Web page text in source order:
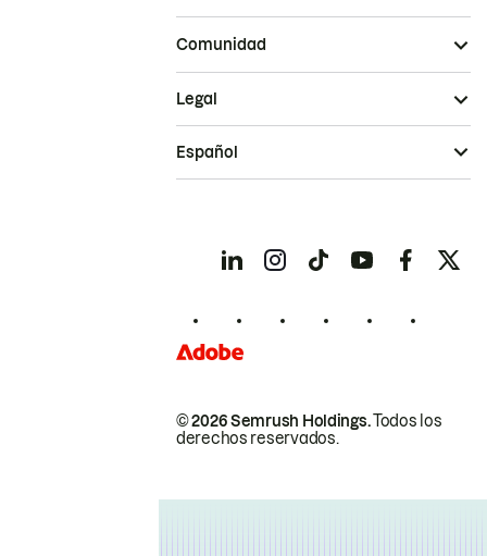
Comunidad
© 2026 Semrush Holdings.Todos los
derechos reservados.
Legal
Español